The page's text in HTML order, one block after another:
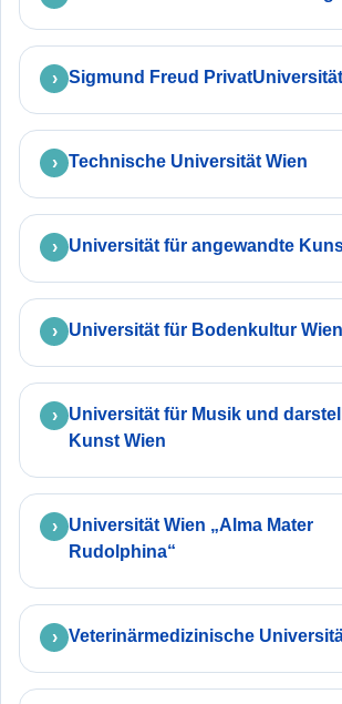
Sigmund Freud
Technische Universität Wien
Universität für angewandte
Universität für Bodenkultur Wien
Universität für Musik und
Kunst Wien
Universität Wien „Alma Mater
Rudolphina“
Veterinärmedizinische